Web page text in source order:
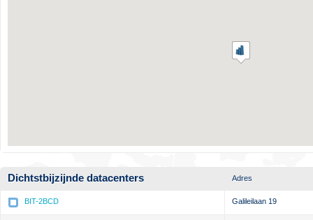
Dichtstbijzijnde datacenters Adres
BIT-2BCD Galileilaan 19